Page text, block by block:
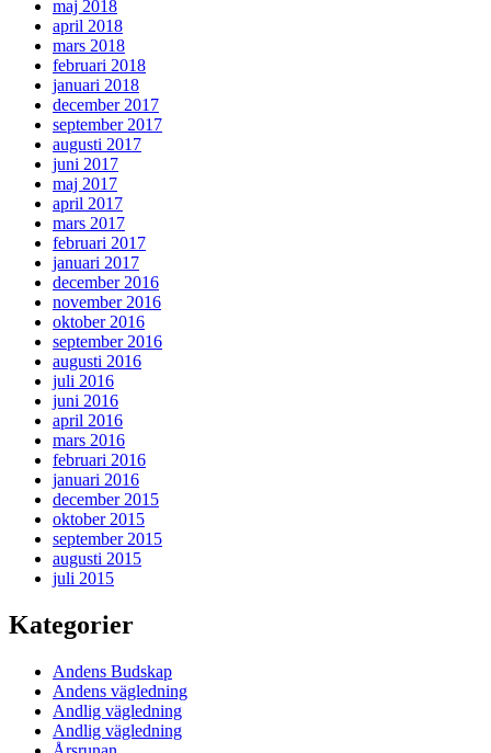
maj 2018
april 2018
mars 2018
februari 2018
januari 2018
december 2017
september 2017
augusti 2017
juni 2017
maj 2017
april 2017
mars 2017
februari 2017
januari 2017
december 2016
november 2016
oktober 2016
september 2016
augusti 2016
juli 2016
juni 2016
april 2016
mars 2016
februari 2016
januari 2016
december 2015
oktober 2015
september 2015
augusti 2015
juli 2015
Kategorier
Andens Budskap
Andens vägledning
Andlig vägledning
Andlig vägledning